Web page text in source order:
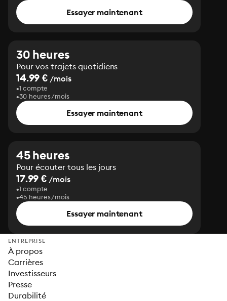
Essayer maintenant
30 heures
Pour vos trajets quotidiens
14.99 € /mois
1 compte
30 heures/mois
Essayer maintenant
45 heures
Pour écouter tous les jours
17.99 € /mois
1 compte
45 heures/mois
Essayer maintenant
ENTREPRISE
À propos
Carrières
Investisseurs
Presse
Durabilité